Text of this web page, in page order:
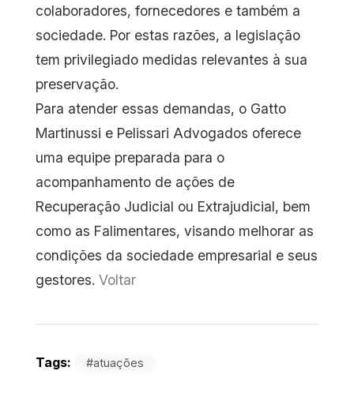
colaboradores, fornecedores e também a
sociedade. Por estas razões, a legislação
tem privilegiado medidas relevantes à sua
preservação.
Para atender essas demandas, o Gatto
Martinussi e Pelissari Advogados oferece
uma equipe preparada para o
acompanhamento de ações de
Recuperação Judicial ou Extrajudicial, bem
como as Falimentares, visando melhorar as
condições da sociedade empresarial e seus
gestores. Voltar
Tags: #atuações